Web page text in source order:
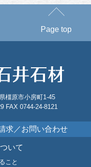
Page top
橿原市小房町1-45
FAX 0744-24-8121
求／お問い合わせ
いて
こと